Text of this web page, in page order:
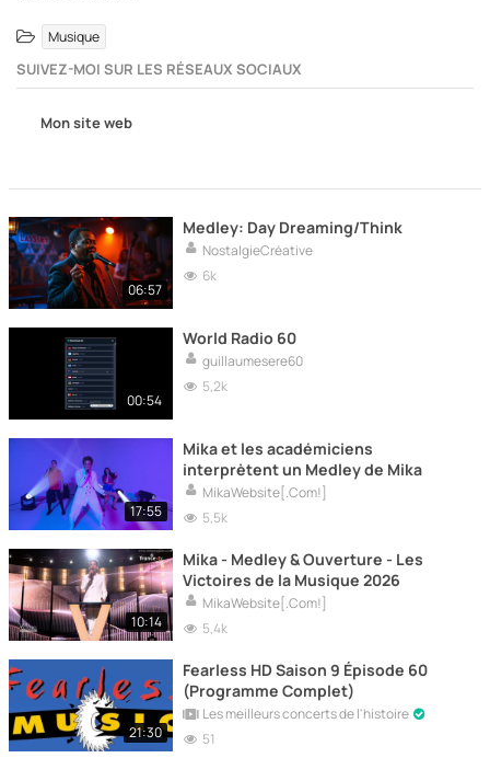
Musique
SUIVEZ-MOI SUR LES RÉSEAUX SOCIAUX
Mon site web
06:57
Medley: Day Dreaming/Think
NostalgieCréative
6k
00:54
World Radio 60
guillaumesere60
5,2k
17:55
Mika et les académiciens
interprètent un Medley de Mika
MikaWebsite[.Com!]
5,5k
10:14
Mika - Medley & Ouverture - Les
Victoires de la Musique 2026
MikaWebsite[.Com!]
5,4k
21:30
Fearless HD Saison 9 Épisode 60
(Programme Complet)
Les meilleurs concerts de l'histoire
51